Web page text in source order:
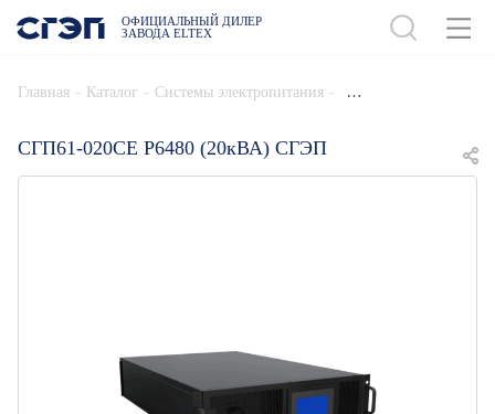
ОФИЦИАЛЬНЫЙ ДИЛЕР
ЗАВОДА ELTEX
Главная - Каталог - Системы электропитания -
СГП61-020СЕ Р6480 (20кВА) СГЭП